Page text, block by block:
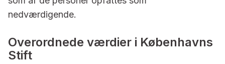
nedværdigende.
Overordnede værdier i Københavns
Stift